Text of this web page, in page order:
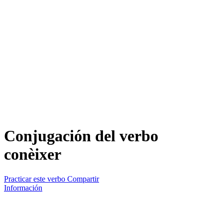
Conjugación del verbo
conèixer
Practicar este verbo Compartir
Información